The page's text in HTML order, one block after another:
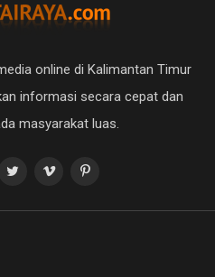
online di Kalimantan Timur
informasi secara cepat dan
masyarakat luas.